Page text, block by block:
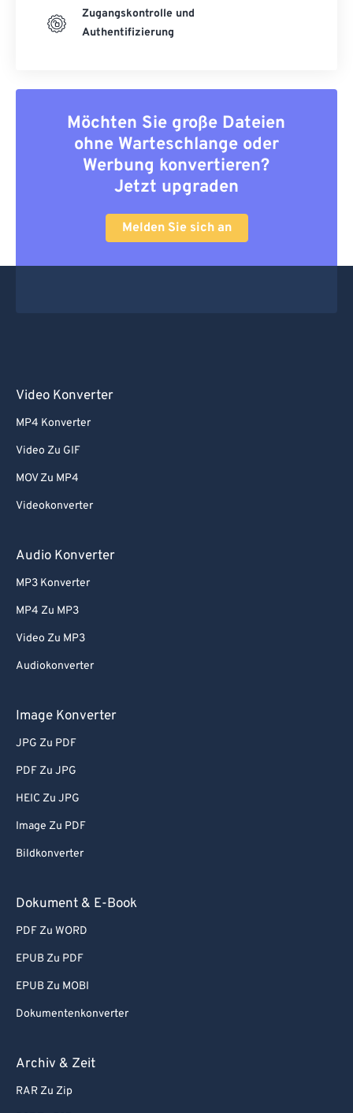
Zugangskontrolle und
Authentifizierung
Möchten Sie große Dateien
ohne Warteschlange oder
Werbung konvertieren?
Jetzt upgraden
Melden Sie sich an
Video Konverter
MP4 Konverter
Video Zu GIF
MOV Zu MP4
Videokonverter
Audio Konverter
MP3 Konverter
MP4 Zu MP3
Video Zu MP3
Audiokonverter
Image Konverter
JPG Zu PDF
PDF Zu JPG
HEIC Zu JPG
Image Zu PDF
Bildkonverter
Dokument & E-Book
PDF Zu WORD
EPUB Zu PDF
EPUB Zu MOBI
Dokumentenkonverter
Archiv & Zeit
RAR Zu Zip